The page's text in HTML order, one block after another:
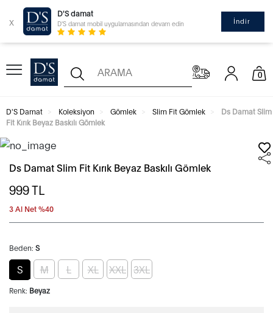
x
D'S damat
D'S damat mobil uygulamasından devam edin İndir
0
D'S Damat Koleksiyon Gömlek Slim Fit Gömlek
Ds Damat Slim
Fit Kırık Beyaz Baskılı Gömlek
Ds Damat Slim Fit Kırık Beyaz Baskılı Gömlek
999TL
3 Al Net %40
Beden: S
S M L XL XXL 3XL
Renk: Beyaz